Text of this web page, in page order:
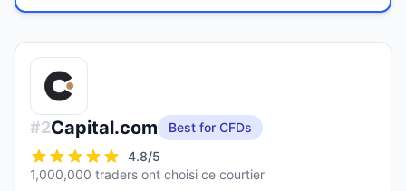
#2Capital.com
Best for CFDs
4.8/5
1,000,000 traders ont choisi ce courtier